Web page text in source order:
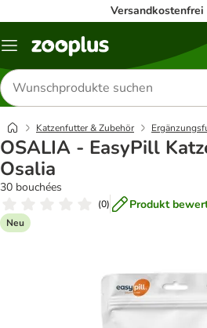
Versandkostenfrei
Menü
Produkte
suchen
Katzenfutter & Zubehör
OSALIA - EasyPill
Osalia
30 bouchées
(0) Produkt
Neu